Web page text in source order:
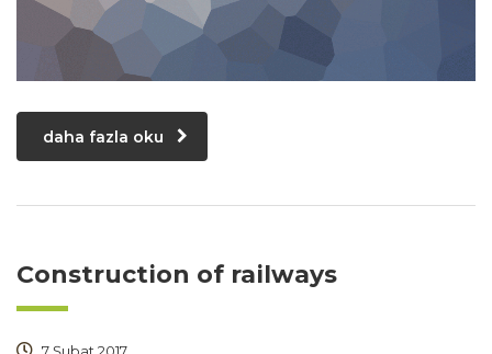
daha fazla oku
Construction of railways